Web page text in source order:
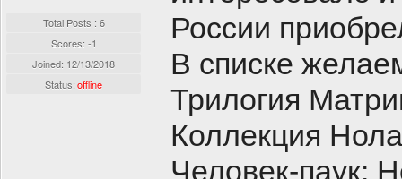
Total Posts : 6
Scores: -1
Joined: 12/13/2018
Status:offline
России
В списке
Трилогия
Коллекция
Человек-паук: